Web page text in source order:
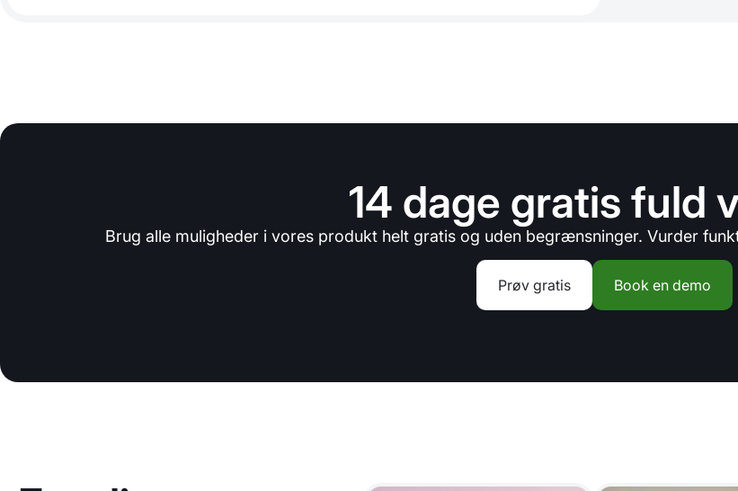
14 dage gratis fuld
Brug alle muligheder i vores produkt helt gratis og uden begrænsninger. Vurder
Prøv gratis Book en demo